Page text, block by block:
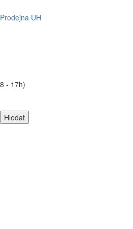
Prodejna UH
- 17h)